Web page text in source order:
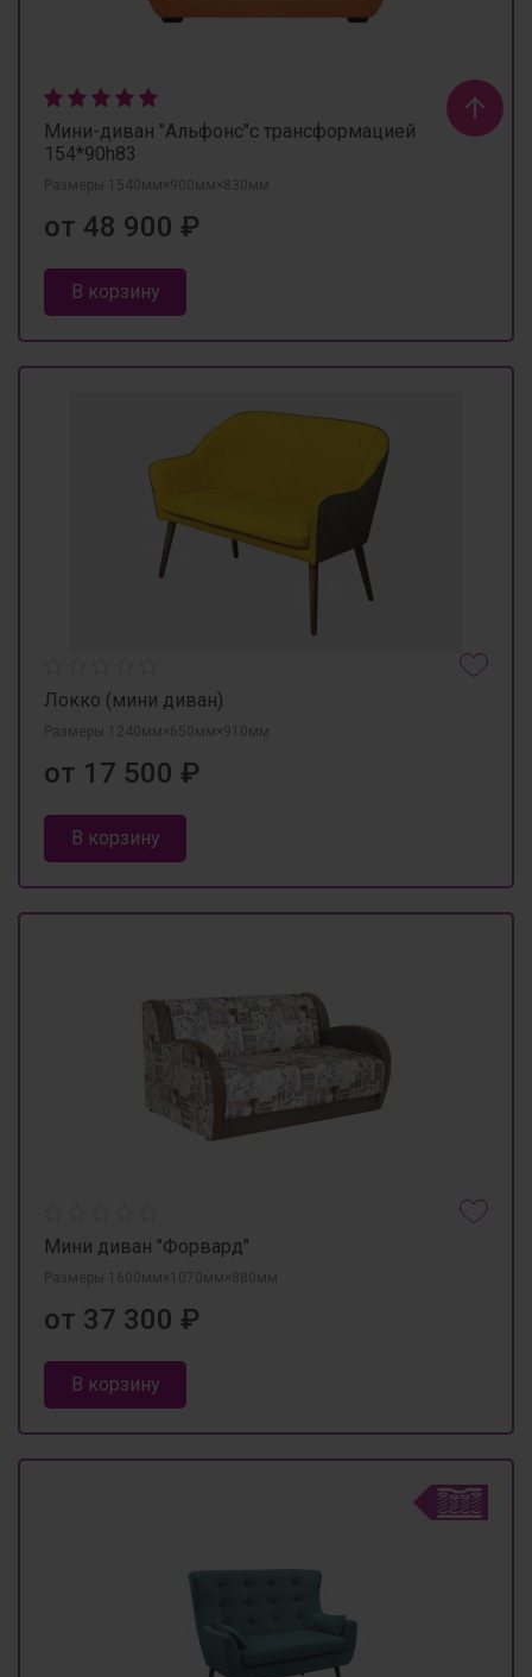
Мини-диван "Альфонс"с трансформацией
154*90h83
Размеры 1540мм×900мм×830мм
от 48 900 ₽
В корзину
Локко (мини диван)
Размеры 1240мм×650мм×910мм
от 17 500 ₽
В корзину
Мини диван "Форвард"
Размеры 1600мм×1070мм×880мм
от 37 300 ₽
В корзину